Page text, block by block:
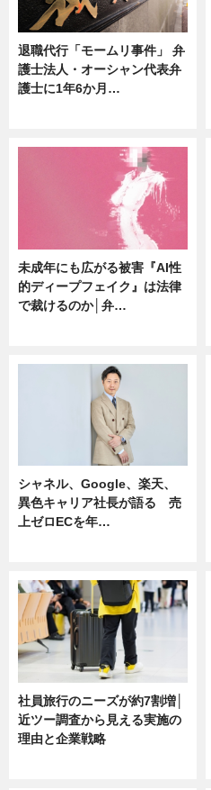
退職代行「モームリ事件」 弁
護士法人・オーシャン代表弁
護士に1年6か月…
未成年にも広がる被害『AI性
的ディープフェイク』は法律
で裁けるのか│弁…
シャネル、Google、楽天、
異色キャリア社長が語る 売
上ゼロECを年…
社員旅行のニーズが約7割増│
近ツー調査から見える実施の
理由と企業戦略